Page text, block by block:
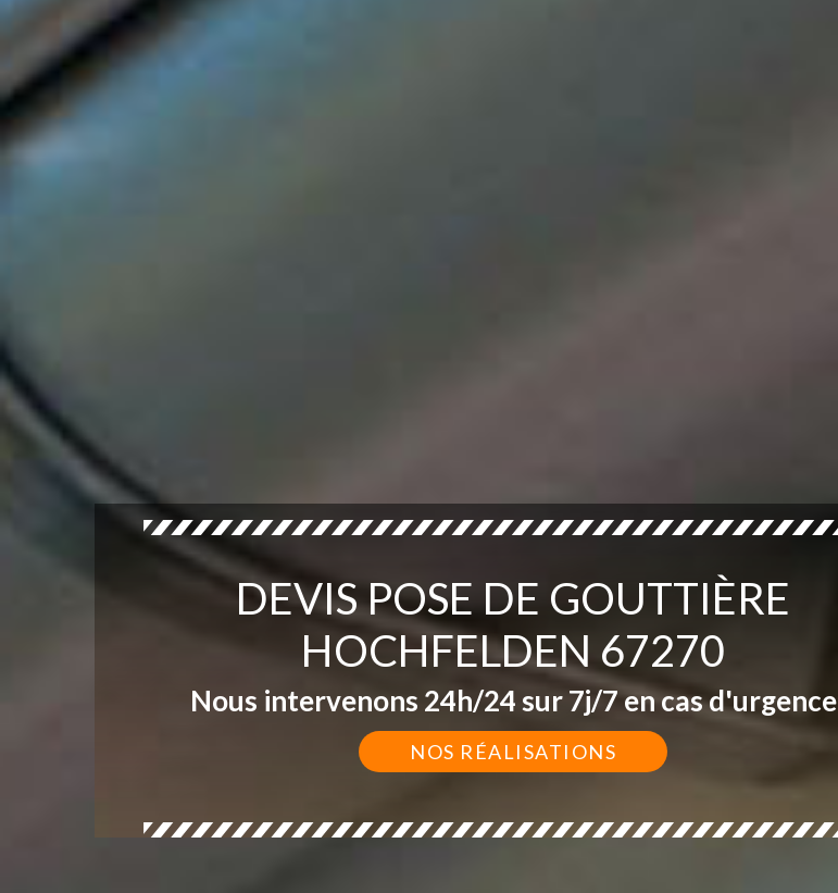
DEVIS POSE DE GOUTTIÈRE
HOCHFELDEN 67270
Nous intervenons 24h/24 sur 7j/7 en cas d'urgence
NOS RÉALISATIONS